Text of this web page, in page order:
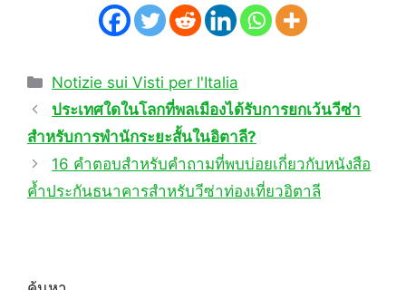
Categories
Notizie sui Visti per l'Italia
ประเทศใดในโลกที่พลเมืองได้รับการยกเว้นวีซ่า
สำหรับการพำนักระยะสั้นในอิตาลี?
16 คำตอบสำหรับคำถามที่พบบ่อยเกี่ยวกับหนังสือ
ค้ำประกันธนาคารสำหรับวีซ่าท่องเที่ยวอิตาลี